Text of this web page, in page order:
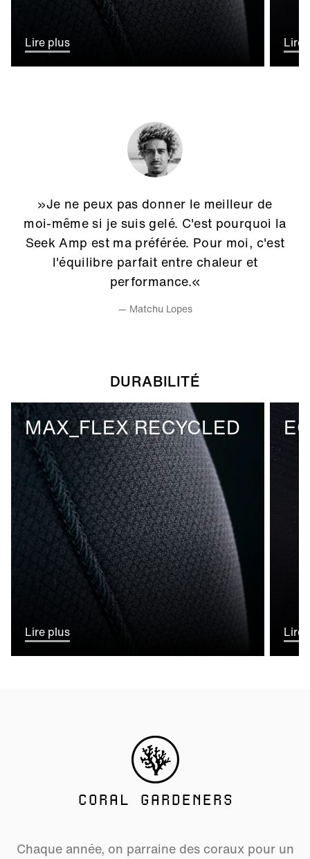
Lire plus Lire
»Je ne peux pas donner le meilleur de
moi-même si je suis gelé. C'est pourquoi la
Seek Amp est ma préférée. Pour moi, c'est
l'équilibre parfait entre chaleur et
performance.«
— Matchu Lopes
DURABILITÉ
MAX_FLEX RECYCLED
Lire plus Lire
CORAL GARDENERS
Chaque année, on parraine des coraux pour un